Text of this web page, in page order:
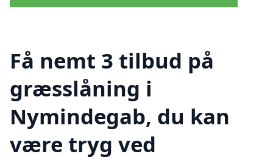
Få nemt 3 tilbud på
græsslåning i
Nymindegab, du kan
være tryg ved